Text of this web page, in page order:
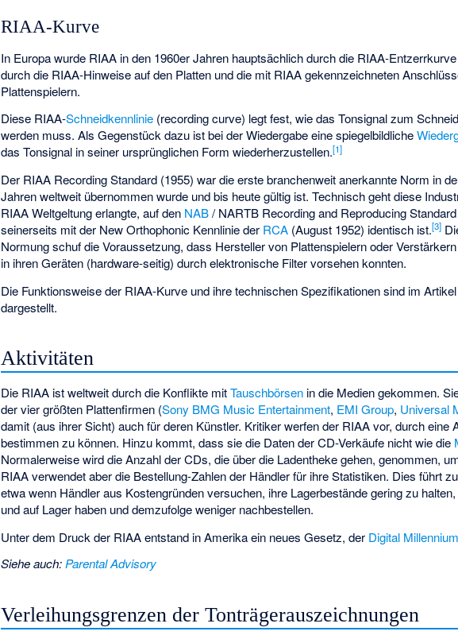
RIAA-Kurve
In Europa wurde RIAA in den 1960er Jahren hauptsächlich durch die RIAA-
durch die RIAA-Hinweise auf den Platten und die mit RIAA gekennzeichneten
Plattenspielern.
Diese RIAA-Schneidkennlinie (recording curve) legt fest, wie das Tonsignal zum
werden muss. Als Gegenstück dazu ist bei der Wiedergabe eine spiegelbildliche
das Tonsignal in seiner ursprünglichen Form wiederherzustellen.[1]
Der RIAA Recording Standard (1955) war die erste branchenweit anerkannte Norm in
Jahren weltweit übernommen wurde und bis heute gültig ist. Technisch geht diese
RIAA Weltgeltung erlangte, auf den NAB/ NARTB Recording and Reproducing
seinerseits mit der New Orthophonic Kennlinie der RCA (August 1952) identisch ist.[3]
Normung schuf die Voraussetzung, dass Hersteller von Plattenspielern oder
in ihren Geräten (hardware-seitig) durch elektronische Filter vorsehen konnten.
Die Funktionsweise der RIAA-Kurve und ihre technischen Spezifikationen sind im
dargestellt.
Aktivitäten
Die RIAA ist weltweit durch die Konflikte mitTauschbörsen in die Medien gekommen.
der vier größten Plattenfirmen (Sony BMG Music Entertainment, EMI Group, Universal
damit (aus ihrer Sicht) auch für deren Künstler. Kritiker werfen der RIAA vor, durch eine
bestimmen zu können. Hinzu kommt, dass sie die Daten der CD-Verkäufe nicht wie die
Normalerweise wird die Anzahl der CDs, die über die Ladentheke gehen, genommen,
RIAA verwendet aber die Bestellung-Zahlen der Händler für ihre Statistiken. Dies führt
etwa wenn Händler aus Kostengründen versuchen, ihre Lagerbestände gering zu
und auf Lager haben und demzufolge weniger nachbestellen.
Unter dem Druck der RIAA entstand in Amerika ein neues Gesetz, der Digital
Siehe auch: Parental Advisory
Verleihungsgrenzen der Tonträgerauszeichnungen